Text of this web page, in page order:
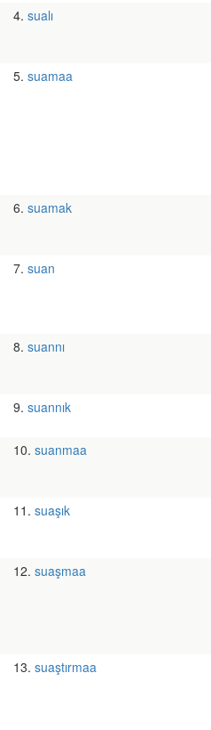
4 sualı
5 suamaa
6 suamak
7 suan
8 suannı
9 suannık
10 suanmaa
11 suaşık
12 suaşmaa
13 suaştırmaa